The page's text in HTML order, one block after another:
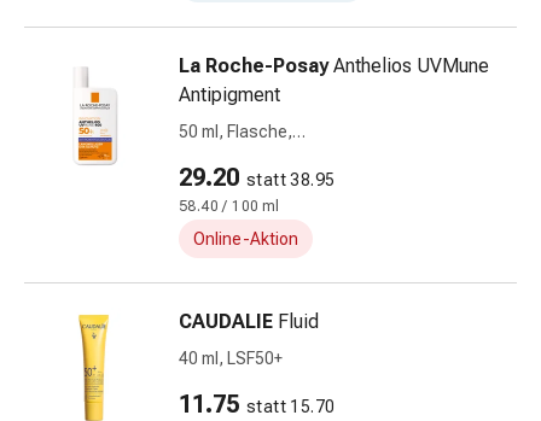
Homöopathie
Pflanzenheilkunde
Schüssler
Salz
Spagyrik
Niere
&
Prostata
Harnwegsbeschwerden
La Roche-Posay Anthelios UVMune
Antipigment
50 ml, Flasche,
29.20 statt 38.95
58.40 / 100 ml
Online-Aktion
CAUDALIE Fluid
40 ml, LSF50+
11.75 statt 15.70